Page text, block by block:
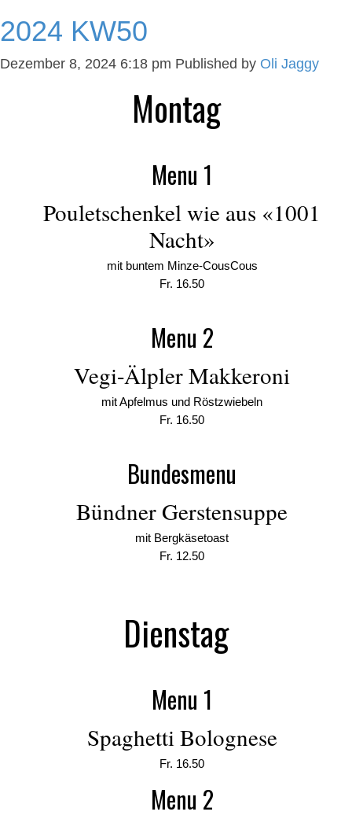
2024 KW50
Dezember 8, 2024 6:18 pm Published by Oli Jaggy
Montag
Menu 1
Pouletschenkel wie aus «1001
Nacht»
mit buntem Minze-CousCous
Fr. 16.50
Menu 2
Vegi-Älpler Makkeroni
mit Apfelmus und Röstzwiebeln
Fr. 16.50
Bundesmenu
Bündner Gerstensuppe
mit Bergkäsetoast
Fr. 12.50
Dienstag
Menu 1
Spaghetti Bolognese
Fr. 16.50
Menu 2